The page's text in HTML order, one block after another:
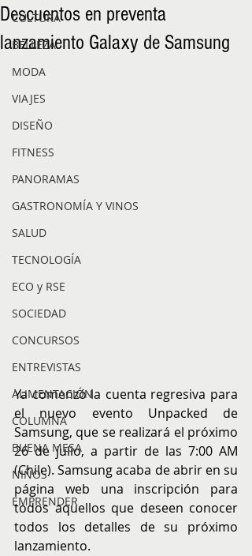
CULTURA
BELLEZA
MODA
VIAJES
DISEÑO
FITNESS
PANORAMAS
GASTRONOMÍA Y VINOS
SALUD
TECNOLOGÍA
ECO y RSE
SOCIEDAD
CONCURSOS
ENTREVISTAS
ALIMENTACIÓN
COLUMNA
BUENA MESA
NIÑOS
EMPRENDER
Descuentos en preventa
lanzamiento Galaxy de Samsung
Ya comenzó la cuenta regresiva para
el nuevo evento Unpacked de
Samsung, que se realizará el próximo
26 de julio, a partir de las 7:00 AM
(Chile). Samsung acaba de abrir en su
página web una inscripción para
todos aquellos que deseen conocer
todos los detalles de su próximo
lanzamiento.